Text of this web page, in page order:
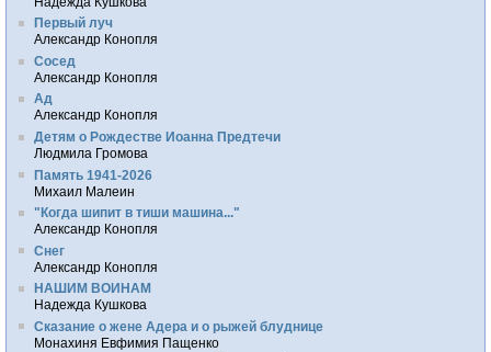
Первый луч
Александр Конопля
Сосед
Александр Конопля
Ад
Александр Конопля
Детям о Рождестве Иоанна Предтечи
Людмила Громова
Память 1941-2026
Михаил Малеин
"Когда шипит в тиши машина..."
Александр Конопля
Снег
Александр Конопля
НАШИМ ВОИНАМ
Надежда Кушкова
Сказание о жене Адера и о рыжей блуднице
Монахиня Евфимия Пащенко